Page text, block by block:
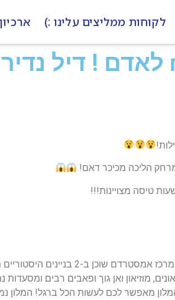
לקוחות ממליצים עלינו :)
המוזיאונים, מוזיאון ואן גוך ופאבים